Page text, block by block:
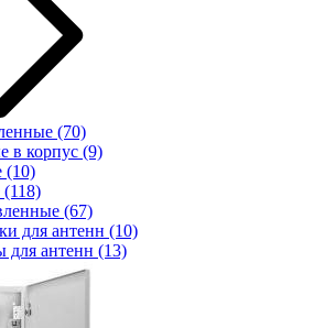
(70)
в корпус (9)
(10)
(118)
(67)
для антенн (10)
для антенн (13)